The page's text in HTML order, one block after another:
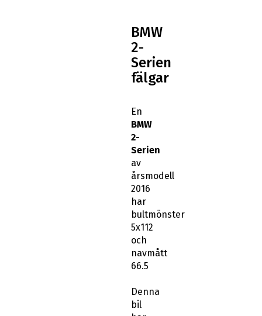
BMW
2-
Serien
fälgar
En
BMW
2-
Serien
av
årsmodell
2016
har
bultmönster
5x112
och
navmått
66.5
Denna
bil